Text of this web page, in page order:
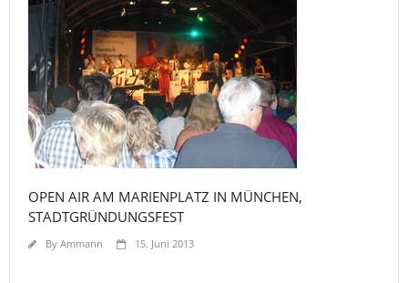
OPEN AIR AM MARIENPLATZ IN MÜNCHEN,
STADTGRÜNDUNGSFEST
By Ammann 15. Juni 2013